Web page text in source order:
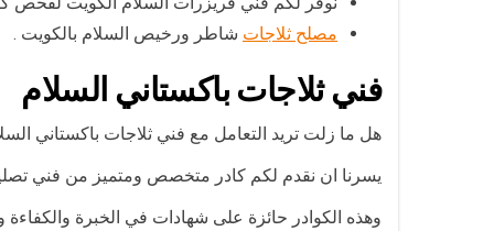
مصلح ثلاجات شاطر ورخيص السلام بالكويت .
فني ثلاجات باكستاني السلام
هل ما زلت تريد التعامل مع فني ثلاجات باكستاني
يسرنا ان نقدم لكم كادر متخصص ومتميز من فني
وهذه الكوادر حائزة على شهادات في الخبرة والكفاءة